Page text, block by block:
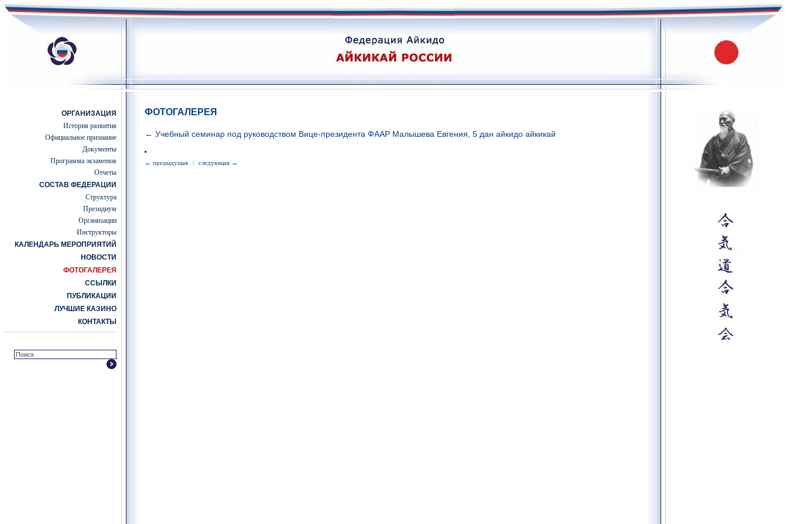
ОРГАНИЗАЦИЯ
История развития
Официальное признание
Документы
Программа экзаменов
Отчеты
СОСТАВ ФЕДЕРАЦИИ
Структура
Президиум
Организации
Инструкторы
КАЛЕНДАРЬ МЕРОПРИЯТИЙ
НОВОСТИ
ФОТОГАЛЕРЕЯ
ССЫЛКИ
ПУБЛИКАЦИИ
ЛУЧШИЕ КАЗИНО
КОНТАКТЫ
ФОТОГАЛЕРЕЯ
← Учебный семинар под руководством Вице-президента ФААР Малышева Евгения, 5 дан айкидо айкикай
← предыдущая | следующая →